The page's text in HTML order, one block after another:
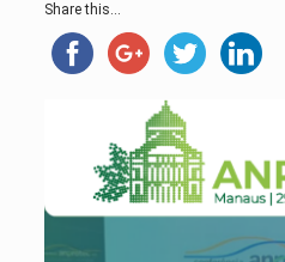
Share this...